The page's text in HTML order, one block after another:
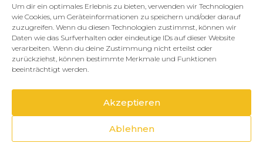
Um dir ein optimales Erlebnis zu bieten, verwenden wir Technologien
wie Cookies, um Geräteinformationen zu speichern und/oder darauf
zuzugreifen. Wenn du diesen Technologien zustimmst, können wir
Daten wie das Surfverhalten oder eindeutige IDs auf dieser Website
verarbeiten. Wenn du deine Zustimmung nicht erteilst oder
zurückziehst, können bestimmte Merkmale und Funktionen
beeinträchtigt werden.
Akzeptieren
Ablehnen